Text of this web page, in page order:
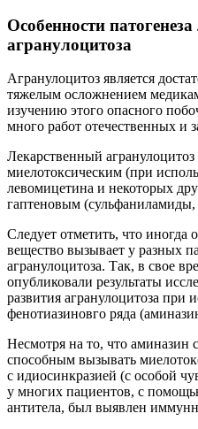
Особенности
агранулоцитоза
Агранулоцитоз является
тяжелым осложнением
изучению этого опасного
много работ отечественных и
Лекарственный
миелотоксическим (при
левомицетина и некоторых
гаптеновым (сульфаниламиды,
Следует отметить, что иногда
вещество вызывает у разных
агранулоцитоза. Так, в свое
опубликовали результаты
развития агранулоцитоза при
фенотиазиновго ряда
Несмотря на то, что аминазин
способным вызывать
с идиосинкразией (с особой
у многих пациентов, с
антитела, был выявлен